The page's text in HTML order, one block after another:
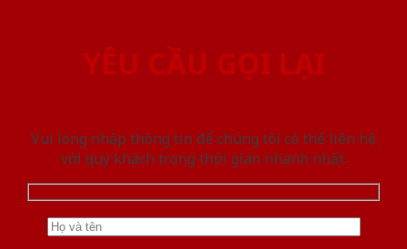
YÊU CẦU GỌI LẠI
Vui lòng nhập thông tin để chúng tôi có thể liên hệ
với quý khách trong thời gian nhanh nhất.